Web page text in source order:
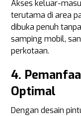
Akses keluar-
terutama di area
dibuka penuh
samping mobil,
perkotaan.
4.
Optimal
Dengan desain